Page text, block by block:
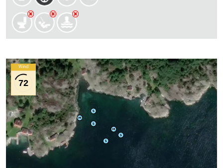
Wind
72